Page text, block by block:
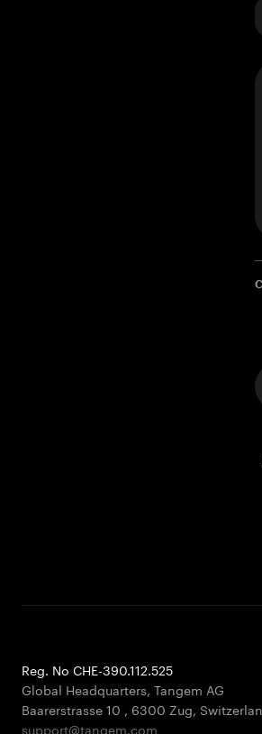
Reg. No CHE-390.112.525
Global Headquarters, Tangem AG
Baarerstrasse 10 , 6300 Zug,
support@tangem.com